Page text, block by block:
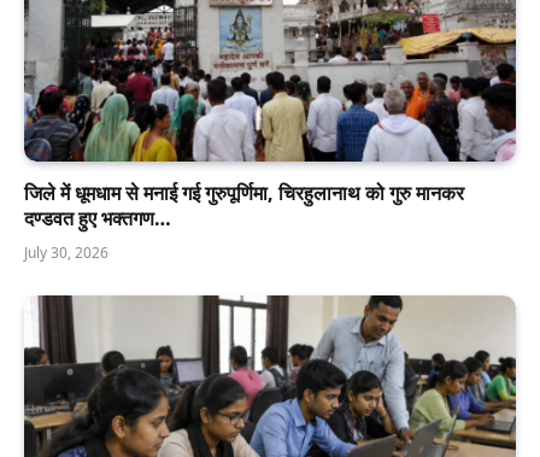
जिले में धूमधाम से मनाई गई गुरुपूर्णिमा, चिरहुलानाथ को गुरु मानकर
दण्डवत हुए भक्तगण…
July 30, 2026